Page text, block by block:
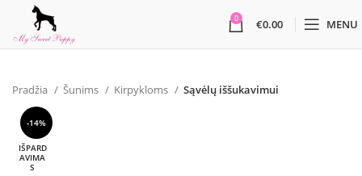
0 €0.00 MENU
Pradžia Šunims Kirpykloms Sąvėlų iššukavimui
-14%
IŠPARD
AVIMA
S